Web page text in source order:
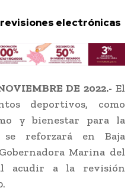
revisiones electrónicas
DE 2022.- El
deportivos, como
y bienestar para la
reforzará en Baja
Marina del
acudir a la revisión